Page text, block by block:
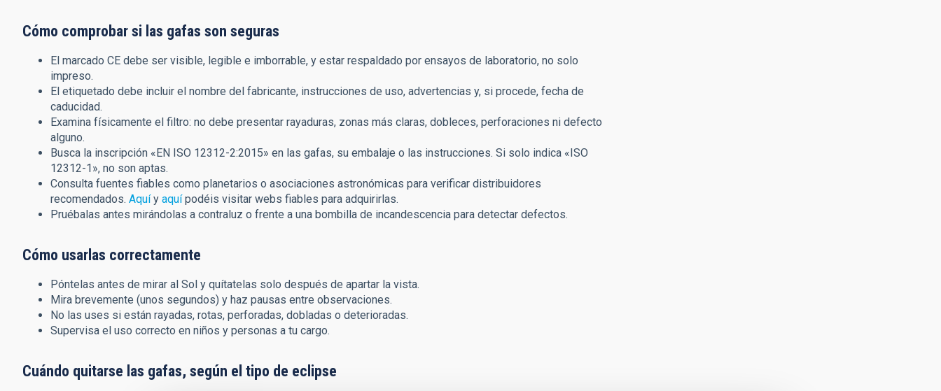
Cómo comprobar si las gafas son seguras
El marcado CE debe ser visible, legible e imborrable, y estar respaldado por ensayos de laboratorio, no solo
impreso.
El etiquetado debe incluir el nombre del fabricante, instrucciones de uso, advertencias y, si procede, fecha de
caducidad.
Examina físicamente el filtro: no debe presentar rayaduras, zonas más claras, dobleces, perforaciones ni defecto
alguno.
Busca la inscripción «EN ISO 12312-2:2015» en las gafas, su embalaje o las instrucciones. Si solo indica «ISO
12312-1», no son aptas.
Consulta fuentes fiables como planetarios o asociaciones astronómicas para verificar distribuidores
recomendados. Aquíy aquípodéis visitar webs fiables para adquirirlas.
Pruébalas antes mirándolas a contraluz o frente a una bombilla de incandescencia para detectar defectos.
Cómo usarlas correctamente
Póntelas antes de mirar al Sol y quítatelas solo después de apartar la vista.
Mira brevemente (unos segundos) y haz pausas entre observaciones.
No las uses si están rayadas, rotas, perforadas, dobladas o deterioradas.
Supervisa el uso correcto en niños y personas a tu cargo.
Cuándo quitarse las gafas, según el tipo de eclipse